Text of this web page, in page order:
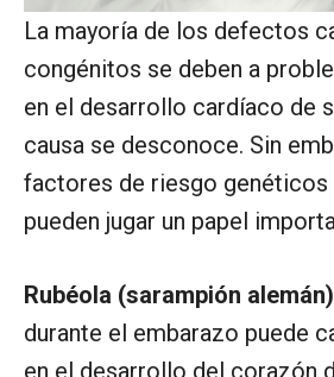
La mayoría de los defectos
congénitos se deben a
en el desarrollo cardíaco de
causa se desconoce. Sin
factores de riesgo genéticos
pueden jugar un papel
Rubéola (sarampión
durante el embarazo puede
en el desarrollo del corazón